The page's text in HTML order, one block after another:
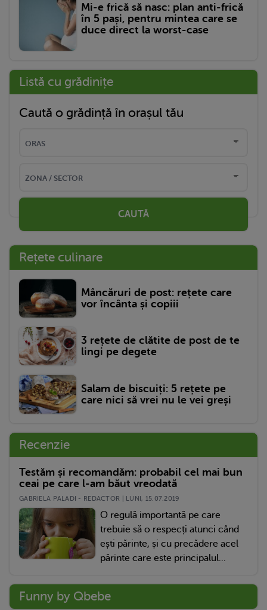
Mi-e frică să nasc: plan anti-frică
în 5 pași, pentru mintea care se
duce direct la worst-case
Listă cu grădinițe
Caută o grădință în orașul tău
CAUTĂ
Rețete culinare
Mâncăruri de post: rețete care
vor încânta și copiii
3 rețete de clătite de post de te
lingi pe degete
Salam de biscuiți: 5 rețete pe
care nici să vrei nu le vei greși
Recenzie
Testăm și recomandăm: probabil cel mai bun
ceai pe care l-am băut vreodată
GABRIELA PALADI - REDACTOR | LUNI, 15.07.2019
O regulă importantă pe care
trebuie să o respecți atunci când
ești părinte, și cu precădere acel
părinte care este principalul...
Funny by Qbebe